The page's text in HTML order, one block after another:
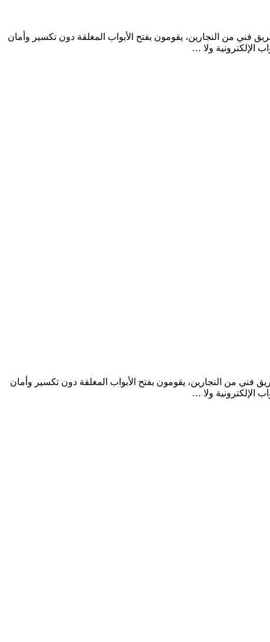
شركتنا بفضل أفضل فريق فني من النجارين، يقومون بفتح الأبواب المغلقة دون تكسير وأمان
الإلكترونية ولا …
شركتنا بفضل أفضل فريق فني من النجارين، يقومون بفتح الأبواب المغلقة دون تكسير وأمان
الإلكترونية ولا …